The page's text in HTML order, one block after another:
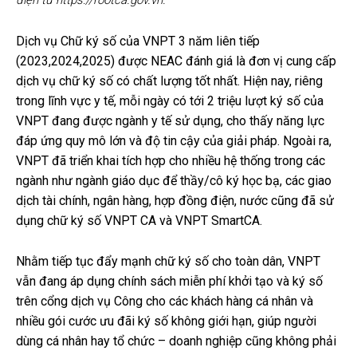
Dịch vụ Chữ ký số của VNPT 3 năm liên tiếp
(2023,2024,2025) được NEAC đánh giá là đơn vị cung cấp
dịch vụ chữ ký số có chất lượng tốt nhất. Hiện nay, riêng
trong lĩnh vực y tế, mỗi ngày có tới 2 triệu lượt ký số của
VNPT đang được ngành y tế sử dụng, cho thấy năng lực
đáp ứng quy mô lớn và độ tin cậy của giải pháp. Ngoài ra,
VNPT đã triển khai tích hợp cho nhiều hệ thống trong các
ngành như ngành giáo dục để thầy/cô ký học bạ, các giao
dịch tài chính, ngân hàng, hợp đồng điện, nước cũng đã sử
dụng chữ ký số VNPT CA và VNPT SmartCA.
Nhằm tiếp tục đẩy mạnh chữ ký số cho toàn dân, VNPT
vẫn đang áp dụng chính sách miễn phí khởi tạo và ký số
trên cổng dịch vụ Công cho các khách hàng cá nhân và
nhiều gói cước ưu đãi ký số không giới hạn, giúp người
dùng cá nhân hay tổ chức – doanh nghiệp cũng không phải